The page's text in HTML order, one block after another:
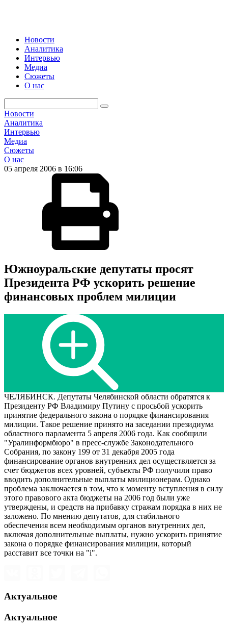
Новости
Аналитика
Интервью
Медиа
Сюжеты
О нас
Новости
Аналитика
Интервью
Медиа
Сюжеты
О нас
05 апреля 2006 в 16:06
Южноуральские депутаты просят
Президента РФ ускорить решение
финансовых проблем милиции
ЧЕЛЯБИНСК. Депутаты Челябинской области обратятся к
Президенту РФ Владимиру Путину с просьбой ускорить
принятие федерального закона о порядке финансирования
милиции. Такое решение принято на заседании президиума
областного парламента 5 апреля 2006 года. Как сообщили
"Уралинформбюро" в пресс-службе Законодательного
Собрания, по закону 199 от 31 декабря 2005 года
финансирование органов внутренних дел осуществляется за
счет бюджетов всех уровней, субъекты РФ получили право
вводить дополнительные выплаты милиционерам. Однако
проблема заключается в том, что к моменту вступления в силу
этого правового акта бюджеты на 2006 год были уже
утверждены, и средств на прибавку стражам порядка в них не
заложено. По мнению депутатов, для стабильного
обеспечения всем необходимым органов внутренних дел,
включая дополнительные выплаты, нужно ускорить принятие
закона о порядке финансирования милиции, который
расставит все точки на "i".
Актуальное
Актуальное